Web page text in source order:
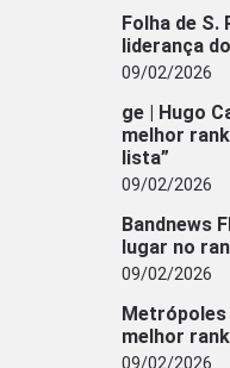
Folha de S.
liderança
09/02/2026
ge | Hugo
melhor
lista”
09/02/2026
Bandnews
lugar no
09/02/2026
Metrópoles
melhor